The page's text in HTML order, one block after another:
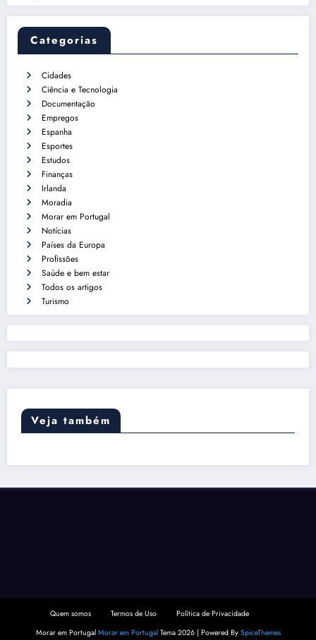
Categorias
Cidades
Ciência e Tecnologia
Documentação
Empregos
Espanha
Esportes
Estudos
Finanças
Irlanda
Moradia
Morar em Portugal
Notícias
Países da Europa
Profissões
Saúde e bem estar
Todos os artigos
Turismo
Veja também
Quem somos Termos de Uso
Política de Privacidade
Morar em Portugal Morar em PortugalTema 2026 | Powered By SpiceThemes